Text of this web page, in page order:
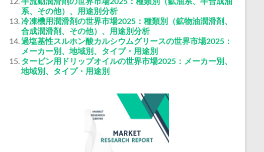
系、その他）、用途別分析
冷凍機用潤滑剤の世界市場2025：種類別（鉱物油潤滑剤、
合成潤滑剤、その他）、用途別分析
過塩基性スルホン酸カルシウムグリースの世界市場2025：
メーカー別、地域別、タイプ・用途別
タービン用ドリップオイルの世界市場2025：メーカー別、
地域別、タイプ・用途別